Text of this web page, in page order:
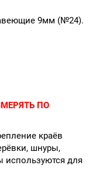
9мм (№24).
ПО
краёв
шнуры,
используются для